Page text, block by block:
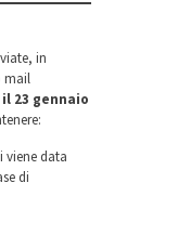
in
mail
23 gennaio
viene data
di